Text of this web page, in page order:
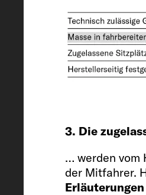
3. Die
… werden vom
der Mitfahrer.
599 /